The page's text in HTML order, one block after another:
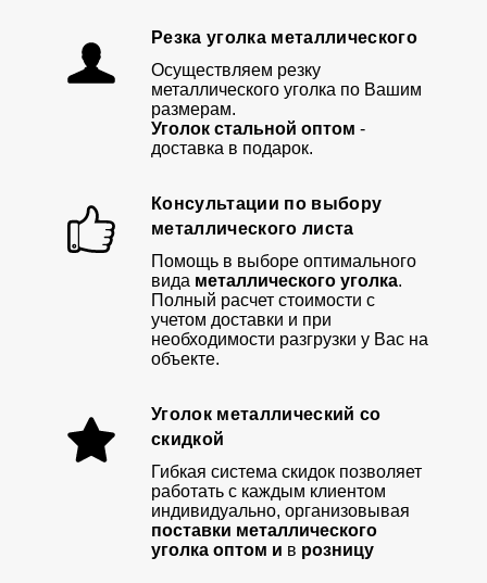
Резка уголка металлического
Осуществляем резку
металлического уголка по Вашим
размерам.
Уголок стальной оптом -
доставка в подарок.
Консультации по выбору
металлического листа
Помощь в выборе оптимального
вида металлического уголка.
Полный расчет стоимости с
учетом доставки и при
необходимости разгрузки у Вас на
объекте.
Уголок металлический со
скидкой
Гибкая система скидок позволяет
работать с каждым клиентом
индивидуально, организовывая
поставки металлического
уголка оптом и в розницу